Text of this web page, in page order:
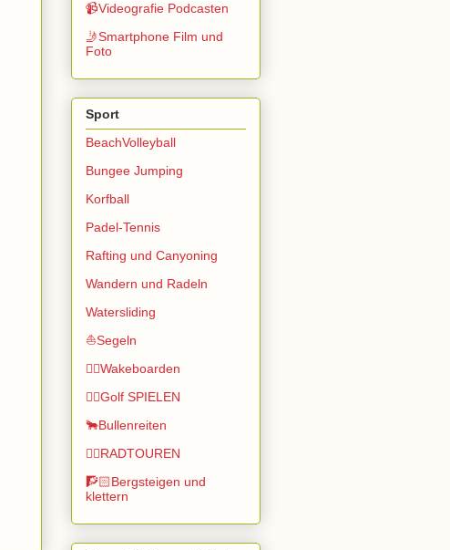
📹Videografie Podcasten
🤳Smartphone Film und
Foto
Sport
BeachVolleyball
Bungee Jumping
Korfball
Padel-Tennis
Rafting und Canyoning
Wandern und Radeln
Watersliding
⛵Segeln
🏄🏽Wakeboarden
🏌️‍♂️Golf SPIELEN
🐂Bullenreiten
🚴‍♂️RADTOUREN
🧗🏻Bergsteigen und
klettern